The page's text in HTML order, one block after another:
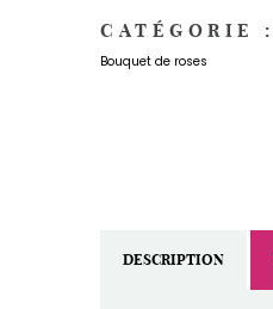
CATÉGORIE :
Bouquet de roses
DESCRIPTION